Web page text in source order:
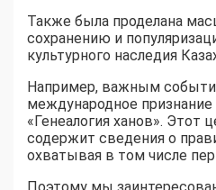
Также была проделана
сохранению и
культурного наследия
Например, важным
международное признание
«Генеалогия ханов». Этот
содержит сведения о
охватывая в том числе